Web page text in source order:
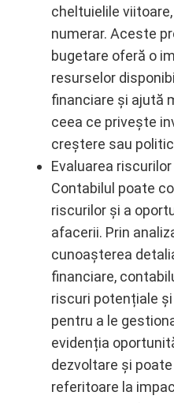
cheltuielile
numerar. Aceste
bugetare oferă o
resurselor
financiare și ajută
ceea ce privește
creștere sau
Evaluarea
Contabilul poate
riscurilor și a
afacerii. Prin
cunoașterea
financiare,
riscuri potențiale
pentru a le
evidenția
dezvoltare și
referitoare la